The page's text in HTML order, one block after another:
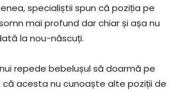
specialiștii spun că poziția pe
mai profund dar chiar și așa nu
la nou-născuți.
repede bebelușul să doarmă pe
că acesta nu cunoaște alte poziții de